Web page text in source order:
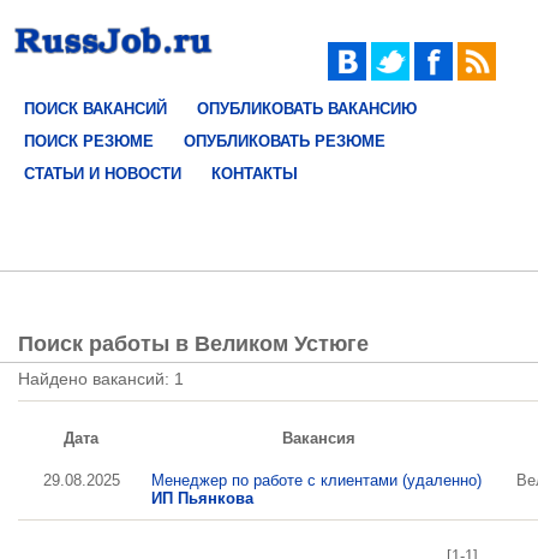
ПОИСК ВАКАНСИЙ
ОПУБЛИКОВАТЬ ВАКАНСИЮ
ПОИСК РЕЗЮМЕ
ОПУБЛИКОВАТЬ РЕЗЮМЕ
СТАТЬИ И НОВОСТИ
КОНТАКТЫ
Поиск работы в Великом Устюге
Найдено вакансий: 1
Дата Вакансия
29.08.2025
Менеджер по работе с клиентами (удаленно)
ИП Пьянкова